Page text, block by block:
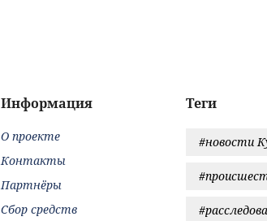
Теги
#новости
Информация
О проекте
Контакты
Партнёры
Сбор средств